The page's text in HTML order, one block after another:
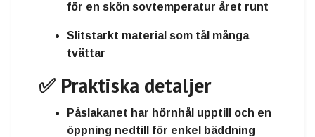
för en skön sovtemperatur året runt
Slitstarkt material som tål många
tvättar
✅ Praktiska detaljer
Påslakanet har hörnhål upptill
och en
öppning nedtill
för enkel bäddning